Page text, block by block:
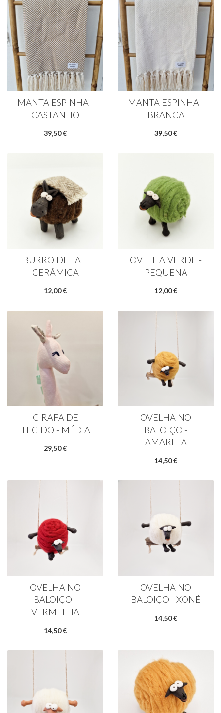
MANTA ESPINHA -
CASTANHO
39,50 €
MANTA ESPINHA -
BRANCA
39,50 €
BURRO DE LÃ E
CERÂMICA
12,00 €
OVELHA VERDE -
PEQUENA
12,00 €
GIRAFA DE
TECIDO - MÉDIA
29,50 €
OVELHA NO
BALOIÇO -
AMARELA
14,50 €
OVELHA NO
BALOIÇO -
VERMELHA
14,50 €
OVELHA NO
BALOIÇO - XONÉ
14,50 €